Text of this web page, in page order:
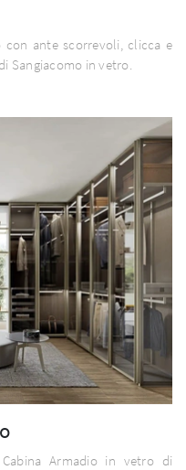
con ante scorrevoli, clicca e
Sangiacomo in vetro.
Armadio in vetro di